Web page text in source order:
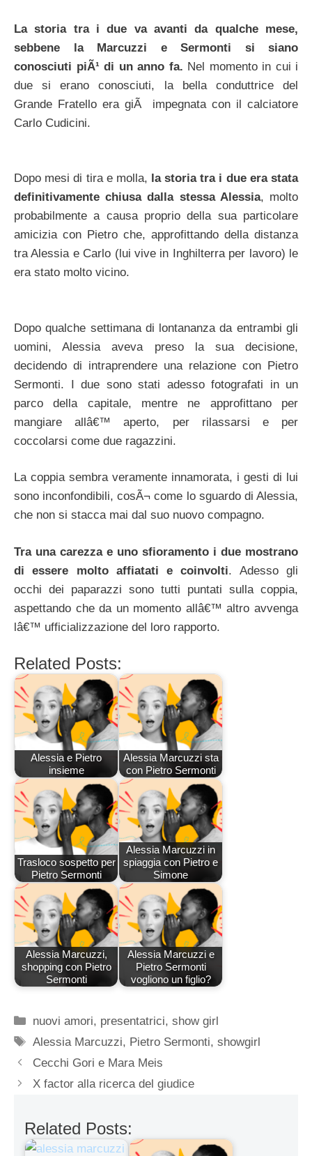
La storia tra i due va avanti da qualche mese,
sebbene la Marcuzzi e Sermonti si siano
conosciuti piÃ¹ di un anno fa. Nel momento in cui i
due si erano conosciuti, la bella conduttrice del
Grande Fratello era giÃ impegnata con il calciatore
Carlo Cudicini.
Dopo mesi di tira e molla, la storia tra i due era stata
definitivamente chiusa dalla stessa Alessia, molto
probabilmente a causa proprio della sua particolare
amicizia con Pietro che, approfittando della distanza
tra Alessia e Carlo (lui vive in Inghilterra per lavoro) le
era stato molto vicino.
Dopo qualche settimana di lontananza da entrambi gli
uomini, Alessia aveva preso la sua decisione,
decidendo di intraprendere una relazione con Pietro
Sermonti. I due sono stati adesso fotografati in un
parco della capitale, mentre ne approfittano per
mangiare allâ€™ aperto, per rilassarsi e per
coccolarsi come due ragazzini.
La coppia sembra veramente innamorata, i gesti di lui
sono inconfondibili, cosÃ¬ come lo sguardo di Alessia,
che non si stacca mai dal suo nuovo compagno.
Tra una carezza e uno sfioramento i due mostrano
di essere molto affiatati e coinvolti. Adesso gli
occhi dei paparazzi sono tutti puntati sulla coppia,
aspettando che da un momento allâ€™ altro avvenga
lâ€™ ufficializzazione del loro rapporto.
Related Posts:
Alessia e Pietro
insieme
Alessia Marcuzzi sta
con Pietro Sermonti
Trasloco sospetto per
Pietro Sermonti
Alessia Marcuzzi in
spiaggia con Pietro e
Simone
Alessia Marcuzzi,
shopping con Pietro
Sermonti
Alessia Marcuzzi e
Pietro Sermonti
vogliono un figlio?
Categorie
nuovi amori, presentatrici,show girl
Tag
Alessia Marcuzzi, Pietro Sermonti,showgirl
Cecchi Gori e Mara Meis
X factor alla ricerca del giudice
Related Posts: